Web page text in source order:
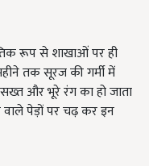
रूप से शाखाओं पर ही
तक सूरज की गर्मी में
सख्त और भूरे रंग का हो जाता
वाले पेड़ों पर चढ़ कर इन